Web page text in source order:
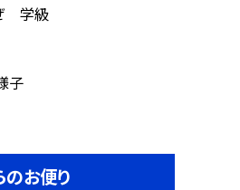
学級
子
お便り